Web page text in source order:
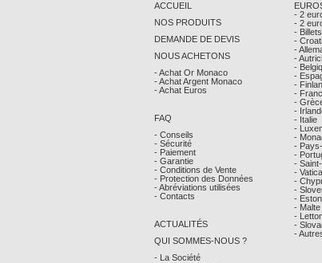
ACCUEIL
NOS PRODUITS
DEMANDE DE DEVIS
NOUS ACHETONS
- Achat Or Monaco
- Achat Argent Monaco
- Achat Euros
FAQ
- Conseils
- Sécurité
- Paiement
- Garantie
- Conditions de Vente
- Protection des Données
- Abréviations utilisées
- Contacts
ACTUALITÉS
QUI SOMMES-NOUS ?
- La Société
- 2
- 2
- Billets
-
-
-
-
-
-
-
-
-
- Italie
-
-
-
-
-
-
-
-
-
- Malte
-
-
-